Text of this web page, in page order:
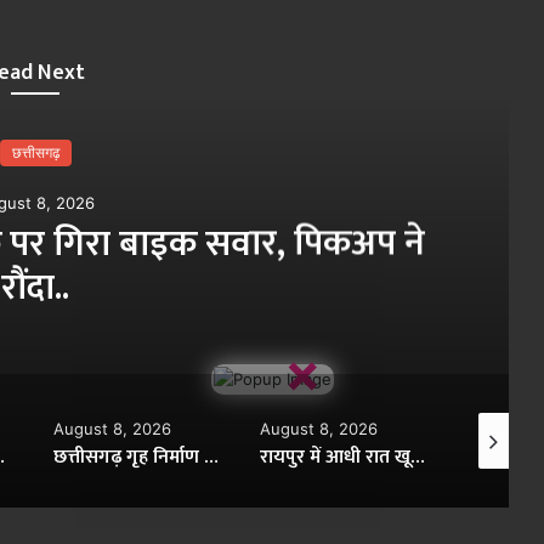
Next
छत्तीसगढ़
8, 2026
गिरा बाइक सवार, पिकअप ने
रौंदा..
से बढ़ी आय..
August 8, 2026
छत्तीसगढ़ गृह निर्माण मंडल में प्रभार बदले, 3 अपर आयुक्तों को नई जिम्मेदारी..
August 8, 2026
रायपुर में आधी रात खूनी खेल, युवक पर हमला फिर AIIMS में मौत..
×